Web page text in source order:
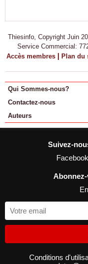
Thiesinfo, Copyright Juin
Service Commercial:
Accès membres | Plan du
Qui Sommes-nous?
Contactez-nous
Auteurs
Suivez-
Facebook
Conditions